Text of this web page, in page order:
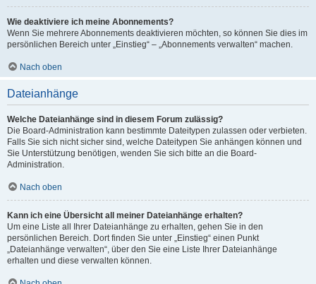
Wie deaktiviere ich meine Abonnements?
Wenn Sie mehrere Abonnements deaktivieren möchten, so können Sie dies im
persönlichen Bereich unter „Einstieg“ – „Abonnements verwalten“ machen.
Nach oben
Dateianhänge
Welche Dateianhänge sind in diesem Forum zulässig?
Die Board-Administration kann bestimmte Dateitypen zulassen oder verbieten.
Falls Sie sich nicht sicher sind, welche Dateitypen Sie anhängen können und
Sie Unterstützung benötigen, wenden Sie sich bitte an die Board-
Administration.
Nach oben
Kann ich eine Übersicht all meiner Dateianhänge erhalten?
Um eine Liste all Ihrer Dateianhänge zu erhalten, gehen Sie in den
persönlichen Bereich. Dort finden Sie unter „Einstieg“ einen Punkt
„Dateianhänge verwalten“, über den Sie eine Liste Ihrer Dateianhänge
erhalten und diese verwalten können.